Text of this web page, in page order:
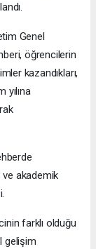
Genel
öğrencilerin
kazandıkları,
yılına
akademik
farklı olduğu
gelişim